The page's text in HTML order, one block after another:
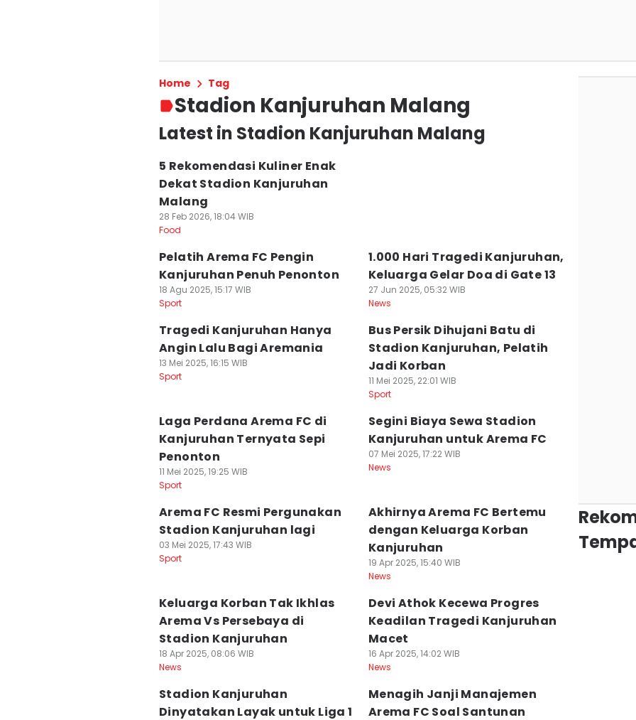
Home Tag
Stadion Kanjuruhan Malang
Latest in Stadion Kanjuruhan Malang
5 Rekomendasi Kuliner Enak
Dekat Stadion Kanjuruhan
Malang
28 Feb 2026, 18:04 WIB
Food
Pelatih Arema FC Pengin
Kanjuruhan Penuh Penonton
18 Agu 2025, 15:17 WIB
Sport
1.000 Hari Tragedi Kanjuruhan,
Keluarga Gelar Doa di Gate 13
27 Jun 2025, 05:32 WIB
News
Tragedi Kanjuruhan Hanya
Angin Lalu Bagi Aremania
13 Mei 2025, 16:15 WIB
Sport
Bus Persik Dihujani Batu di
Stadion Kanjuruhan, Pelatih
Jadi Korban
11 Mei 2025, 22:01 WIB
Sport
Laga Perdana Arema FC di
Kanjuruhan Ternyata Sepi
Penonton
11 Mei 2025, 19:25 WIB
Sport
Segini Biaya Sewa Stadion
Kanjuruhan untuk Arema FC
07 Mei 2025, 17:22 WIB
News
Arema FC Resmi Pergunakan
Stadion Kanjuruhan lagi
03 Mei 2025, 17:43 WIB
Sport
Akhirnya Arema FC Bertemu
dengan Keluarga Korban
Kanjuruhan
19 Apr 2025, 15:40 WIB
News
Keluarga Korban Tak Ikhlas
Arema Vs Persebaya di
Stadion Kanjuruhan
18 Apr 2025, 08:06 WIB
News
Devi Athok Kecewa Progres
Keadilan Tragedi Kanjuruhan
Macet
16 Apr 2025, 14:02 WIB
News
Stadion Kanjuruhan
Dinyatakan Layak untuk Liga 1
Menagih Janji Manajemen
Arema FC Soal Santunan